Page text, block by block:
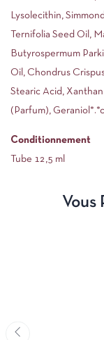
Lysolecithin,
Ternifolia Seed Oil,
Butyrospermum
Oil, Chondrus
Stearic Acid,
(Parfum),
Conditionnement
Tube 12,5 ml
Vous